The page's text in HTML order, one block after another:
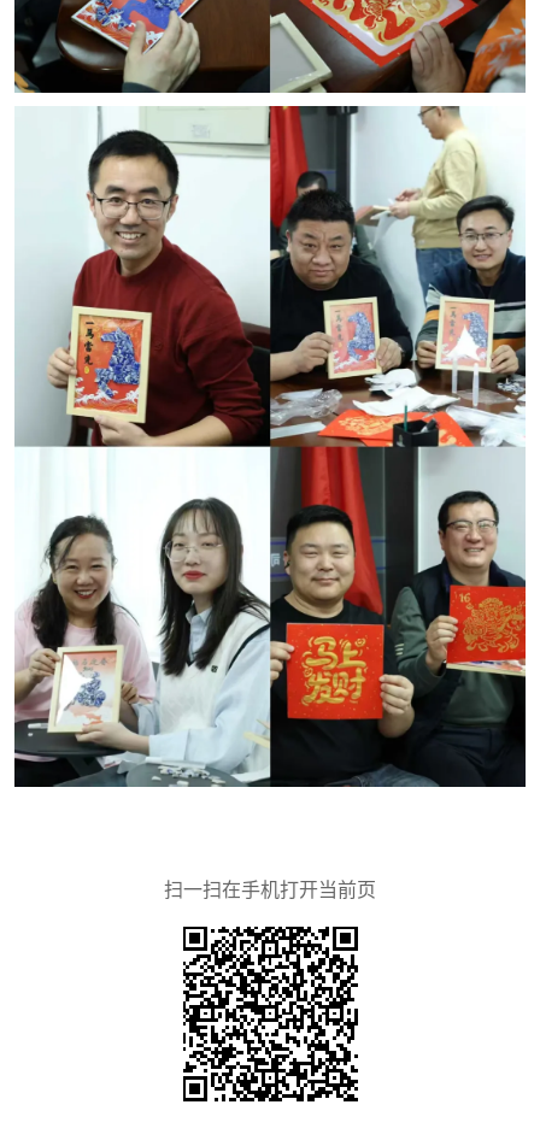
扫一扫在手机打开当前页